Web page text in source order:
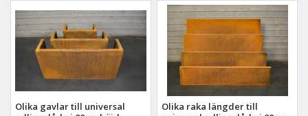
Olika gavlar till universal
Olika raka längder till